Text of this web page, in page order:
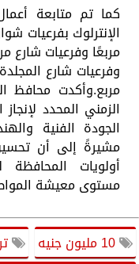
كما تم متابعة
مربع.وأكدت محافظ
الزمني المحدد
الجودة الفنية
مشيرةً إلى أن
أولويات المحافظة
مستوى معيشة